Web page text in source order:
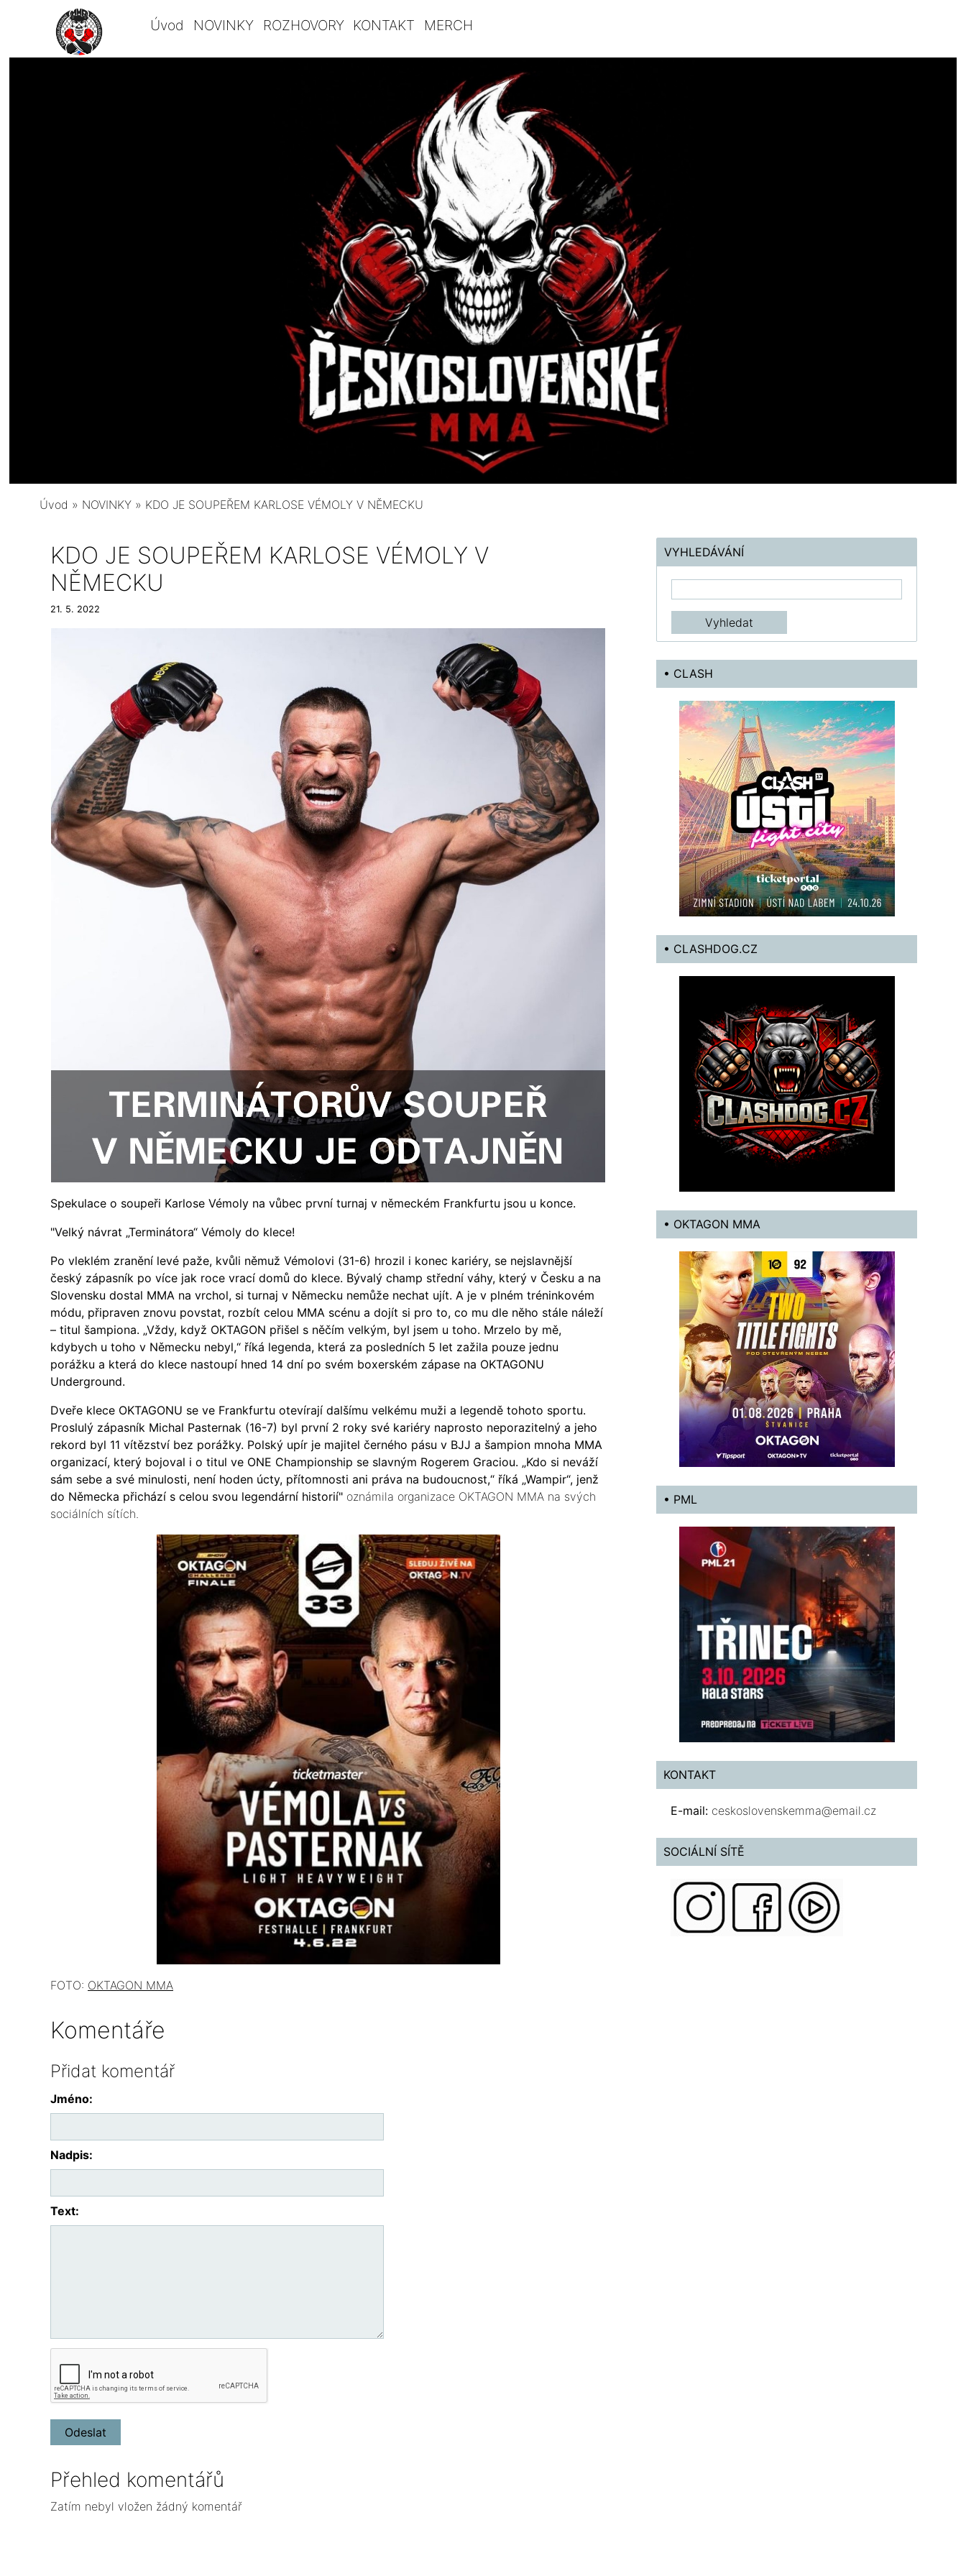
Úvod NOVINKY ROZHOVORY KONTAKT MERCH
Úvod » NOVINKY » KDO JE SOUPEŘEM KARLOSE VÉMOLY V NĚMECKU
KDO JE SOUPEŘEM KARLOSE VÉMOLY V
NĚMECKU
21. 5. 2022
Spekulace o soupeři Karlose Vémoly na vůbec první turnaj v německém Frankfurtu jsou u konce.
"Velký návrat „Terminátora“ Vémoly do klece!
Po vleklém zranění levé paže, kvůli němuž Vémolovi (31-6) hrozil i konec kariéry, se nejslavnější
český zápasník po více jak roce vrací domů do klece. Bývalý champ střední váhy, který v Česku a na
Slovensku dostal MMA na vrchol, si turnaj v Německu nemůže nechat ujít. A je v plném tréninkovém
módu, připraven znovu povstat, rozbít celou MMA scénu a dojít si pro to, co mu dle něho stále náleží
– titul šampiona. „Vždy, když OKTAGON přišel s něčím velkým, byl jsem u toho. Mrzelo by mě,
kdybych u toho v Německu nebyl,“ říká legenda, která za posledních 5 let zažila pouze jednu
porážku a která do klece nastoupí hned 14 dní po svém boxerském zápase na OKTAGONU
Underground.
Dveře klece OKTAGONU se ve Frankfurtu otevírají dalšímu velkému muži a legendě tohoto sportu.
Proslulý zápasník Michal Pasternak (16-7) byl první 2 roky své kariéry naprosto neporazitelný a jeho
rekord byl 11 vítězství bez porážky. Polský upír je majitel černého pásu v BJJ a šampion mnoha MMA
organizací, který bojoval i o titul ve ONE Championship se slavným Rogerem Graciou. „Kdo si neváží
sám sebe a své minulosti, není hoden úcty, přítomnosti ani práva na budoucnost,“ říká „Wampir“, jenž
do Německa přichází s celou svou legendární historií" oznámila organizace OKTAGON MMA na svých
sociálních sítích.
FOTO: OKTAGON MMA
Komentáře
Přidat komentář
Jméno:
Nadpis:
Text:
Přehled komentářů
Zatím nebyl vložen žádný komentář
VYHLEDÁVÁNÍ
• CLASH
• CLASHDOG.CZ
• OKTAGON MMA
• PML
KONTAKT
E-mail: ceskoslovenskemma@email.cz
SOCIÁLNÍ SÍTĚ